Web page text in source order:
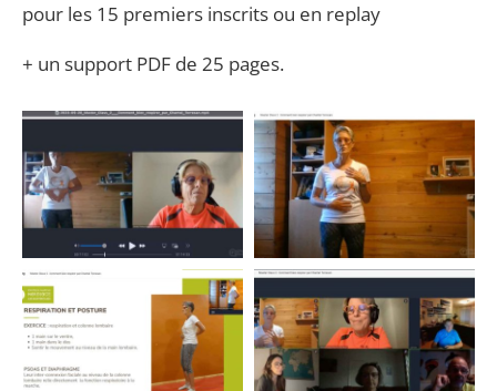
pour les 15 premiers inscrits ou en replay
+ un support PDF de 25 pages.